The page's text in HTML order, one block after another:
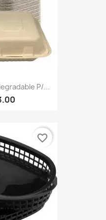
P/...
favorite_border